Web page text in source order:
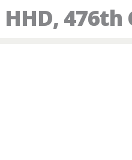
HHD, 476th